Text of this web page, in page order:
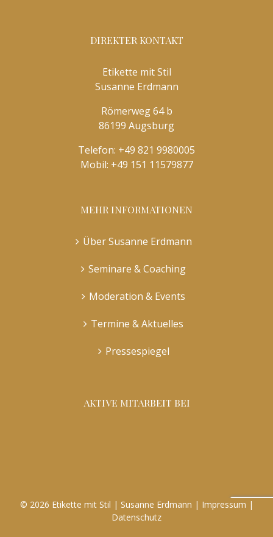
DIREKTER KONTAKT
Etikette mit Stil
Susanne Erdmann
Römerweg 64 b
86199 Augsburg
Telefon: +49 821 9980005
Mobil: +49 151 11579877
MEHR INFORMATIONEN
Über Susanne Erdmann
Seminare & Coaching
Moderation & Events
Termine & Aktuelles
Pressespiegel
AKTIVE MITARBEIT BEI
© 2026 Etikette mit Stil | Susanne Erdmann | Impressum |
Datenschutz